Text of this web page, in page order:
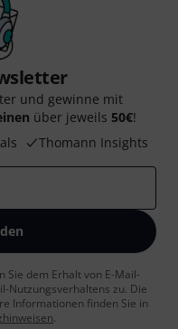
und gewinne mit
über jeweils 50€!
Thomann Insights
Sie dem Erhalt von E-Mail-
Nutzungsverhaltens zu. Die
Informationen finden Sie in
.